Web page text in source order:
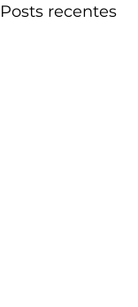
Posts recentes